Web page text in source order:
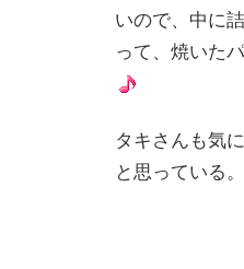
いので、中に
って、焼いた
タキさんも気
と思っている。